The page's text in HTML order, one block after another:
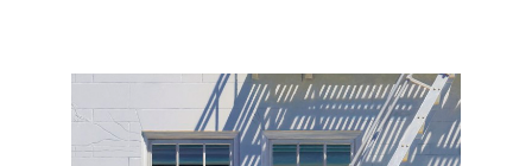
, 2022